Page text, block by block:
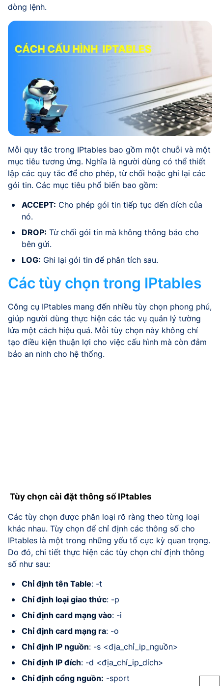
dòng lệnh.
Mỗi quy tắc trong IPtables bao gồm một chuỗi và một
mục tiêu tương ứng. Nghĩa là người dùng có thể thiết
lập các quy tắc để cho phép, từ chối hoặc ghi lại các
gói tin. Các mục tiêu phổ biến bao gồm:
ACCEPT: Cho phép gói tin tiếp tục đến đích của
nó.
DROP: Từ chối gói tin mà không thông báo cho
bên gửi.
LOG: Ghi lại gói tin để phân tích sau.
Các tùy chọn trong IPtables
Công cụ IPtables mang đến nhiều tùy chọn phong phú,
giúp người dùng thực hiện các tác vụ quản lý tường
lửa một cách hiệu quả. Mỗi tùy chọn này không chỉ
tạo điều kiện thuận lợi cho việc cấu hình mà còn đảm
bảo an ninh cho hệ thống.
Tùy chọn cài đặt thông số IPtables
Các tùy chọn được phân loại rõ ràng theo từng loại
khác nhau. Tùy chọn để chỉ định các thông số cho
IPtables là một trong những yếu tố cực kỳ quan trọng.
Do đó, chi tiết thực hiện các tùy chọn chỉ định thông
số như sau:
Chỉ định tên Table: -t
Chỉ định loại giao thức: -p
Chỉ định card mạng vào: -i
Chỉ định card mạng ra: -o
Chỉ định IP nguồn: -s <địa_chỉ_ip_nguồn>
Chỉ định IP đích: -d <địa_chỉ_ip_dích>
Chỉ định cổng nguồn: -sport